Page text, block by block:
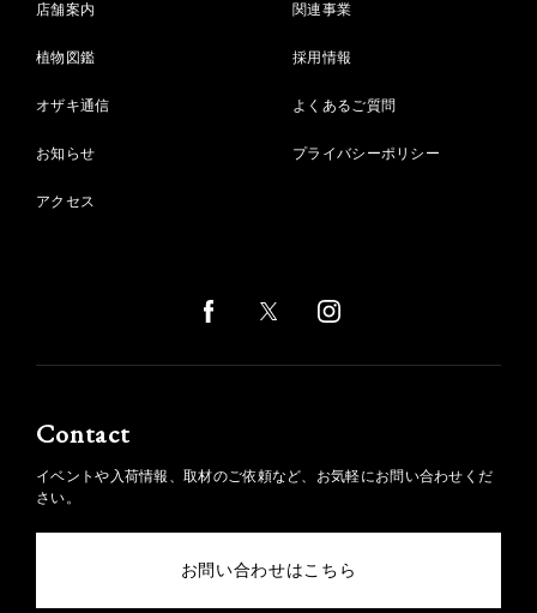
店舗案内
植物図鑑
オザキ通信
お知らせ
アクセス
関連事業
採用情報
よくあるご質問
プライバシーポリシー
Contact
イベントや入荷情報、取材のご依頼など、お気軽にお問い合わせくだ
さい。
お問い合わせはこちら